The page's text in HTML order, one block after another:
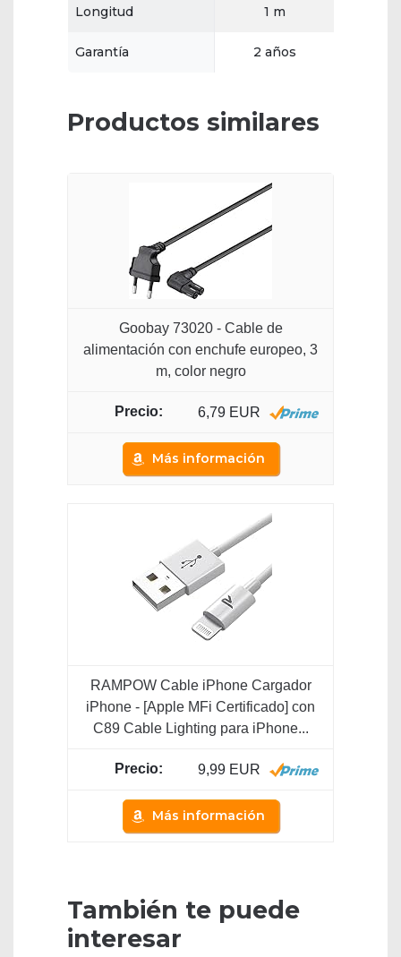
Longitud 1 m
Garantía 2 años
Productos similares
Goobay 73020 - Cable de
alimentación con enchufe europeo, 3
m, color negro
6,79 EUR
Más información
RAMPOW Cable iPhone Cargador
iPhone - [Apple MFi Certificado] con
C89 Cable Lighting para iPhone...
9,99 EUR
Más información
También te puede
interesar